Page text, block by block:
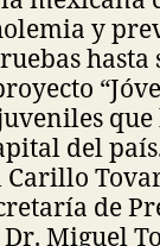
y
hasta
que
del
Carillo
de
Miguel